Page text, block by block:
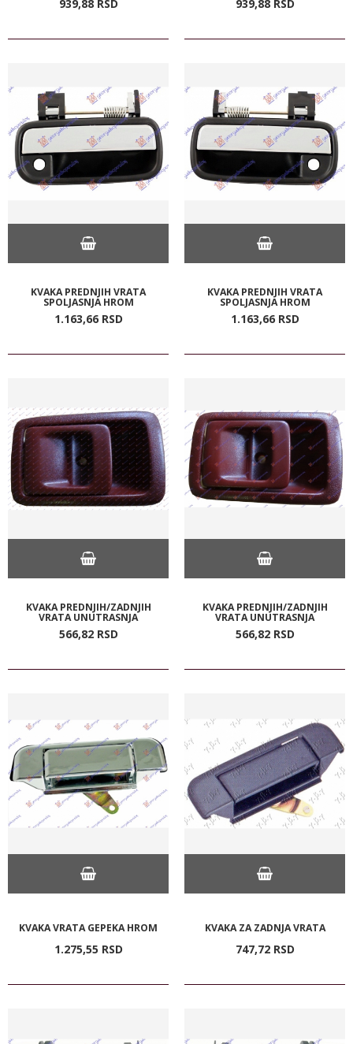
939,88 RSD 939,88 RSD
KVAKA PREDNJIH VRATA
SPOLJASNJA HROM
1.163,66 RSD
KVAKA PREDNJIH VRATA
SPOLJASNJA HROM
1.163,66 RSD
KVAKA PREDNJIH/ZADNJIH
VRATA UNUTRASNJA
566,82 RSD
KVAKA PREDNJIH/ZADNJIH
VRATA UNUTRASNJA
566,82 RSD
KVAKA VRATA GEPEKA HROM
1.275,55 RSD
KVAKA ZA ZADNJA VRATA
747,72 RSD